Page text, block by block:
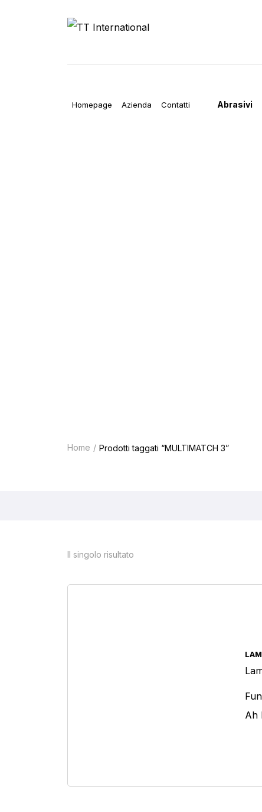
Homepage Azienda Contatti Abrasivi
Home Prodotti taggati “MULTIMATCH 3”
Il singolo risultato
Ah